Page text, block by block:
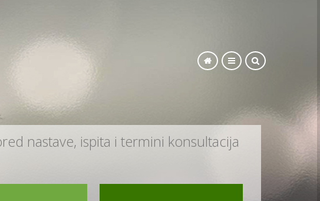
nastave, ispita i termini konsultacija